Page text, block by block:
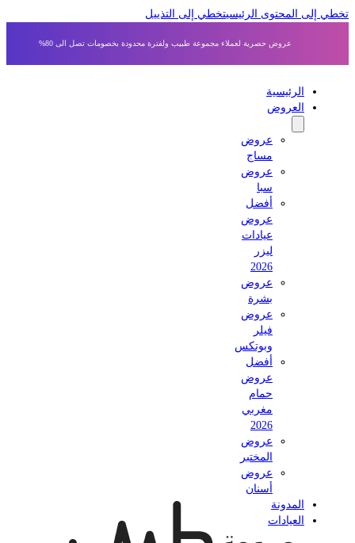
إلى المحتوى الرئيسي تخطي إلى التذييل
عروض حصرية لعملاء مجموعة طبيب ولفترة محدودة بخصومات تصل الى 80%
الرئيسية
العروض
عروض
مساج
عروض
أفضل
عروض
عيادات
عروض
بشرة
عروض
وبوتكس
أفضل
عروض
حمام
مغربي
عروض
المختبر
عروض
أسنان
المدونة
العيادات